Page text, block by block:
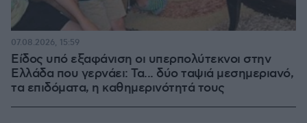
Είδος υπό εξαφάνιση οι υπερπολύτεκνοι στην
Ελλάδα που γερνάει: Τα... δύο ταψιά μεσημεριανό,
τα επιδόματα, η καθημερινότητά τους
07.08.2026, 15:59